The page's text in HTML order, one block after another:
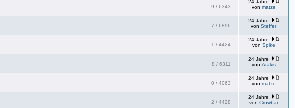
9 / 6343
24 Jahre
von matze
7 / 6896
24 Jahre
von Steffer
1 / 4424
24 Jahre
von Spike
8 / 6311
24 Jahre
von Arakis
0 / 4063
24 Jahre
von matze
2 / 4428
24 Jahre
von Crowbar